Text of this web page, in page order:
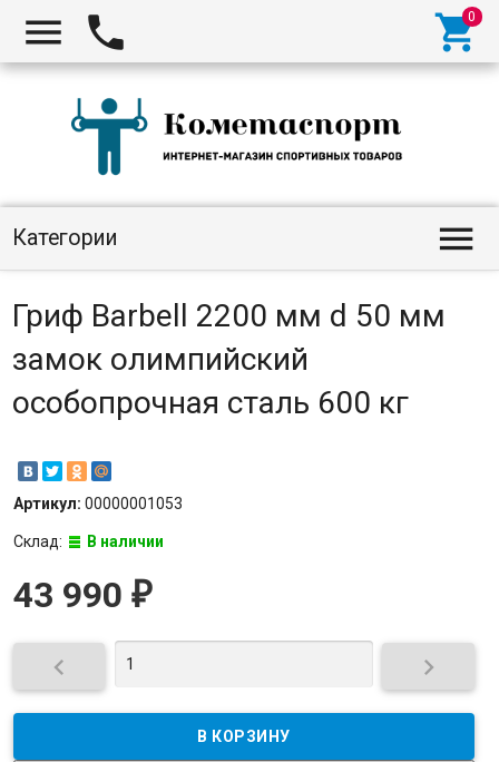
  
Категории 
Гриф Barbell 2200 мм d 50 мм
замок олимпийский
особопрочная сталь 600 кг
Артикул: 00000001053
Склад: В наличии
43 990 ₽
 